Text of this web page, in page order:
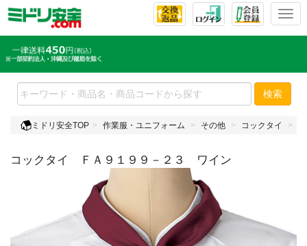
T
l
e
n
v
n
検索
ミドリ安全TOP 作業服・ユニフォーム その他 コックタイ
コックタイ ＦＡ９１９９－２３ ワイン